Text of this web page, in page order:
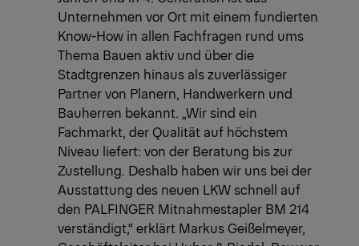
Unternehmen vor Ort mit einem fundierten
Know-How in allen Fachfragen rund ums
Thema Bauen aktiv und über die
Stadtgrenzen hinaus als zuverlässiger
Partner von Planern, Handwerkern und
Bauherren bekannt. „Wir sind ein
Fachmarkt, der Qualität auf höchstem
Niveau liefert: von der Beratung bis zur
Zustellung. Deshalb haben wir uns bei der
Ausstattung des neuen LKW schnell auf
den PALFINGER Mitnahmestapler BM 214
verständigt,“ erklärt Markus Geißelmeyer,